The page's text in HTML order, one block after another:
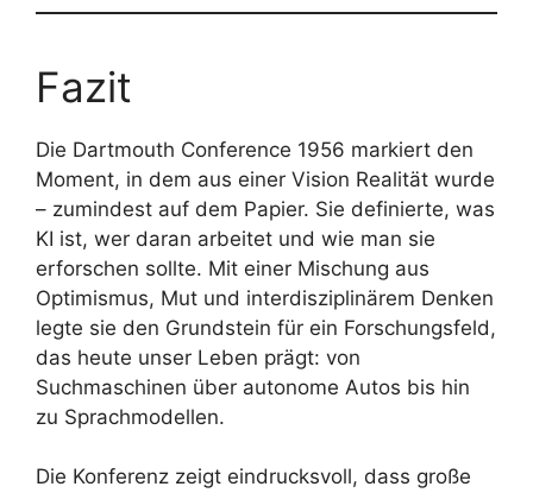
Fazit
Die Dartmouth Conference 1956 markiert den
Moment, in dem aus einer Vision Realität wurde
– zumindest auf dem Papier. Sie definierte, was
KI ist, wer daran arbeitet und wie man sie
erforschen sollte. Mit einer Mischung aus
Optimismus, Mut und interdisziplinärem Denken
legte sie den Grundstein für ein Forschungsfeld,
das heute unser Leben prägt: von
Suchmaschinen über autonome Autos bis hin
zu Sprachmodellen.
Die Konferenz zeigt eindrucksvoll, dass große